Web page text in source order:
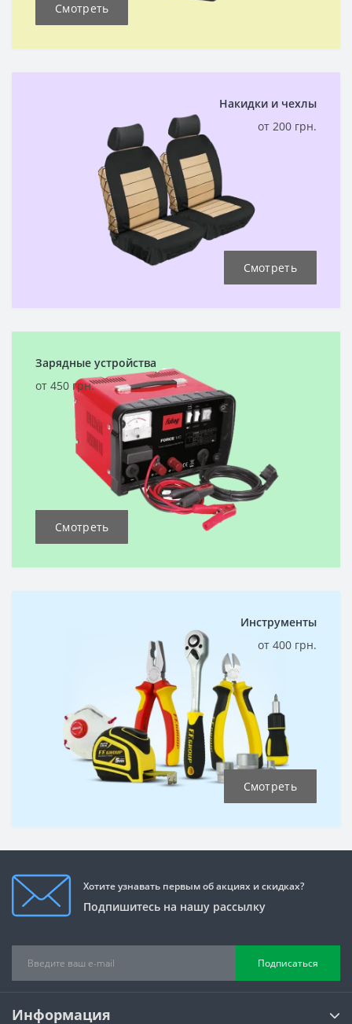
Смотреть
Накидки и чехлы
от 200 грн.
Смотреть
Зарядные устройства
от 450 грн.
Смотреть
Инструменты
от 400 грн.
Смотреть
Хотите узнавать первым об акциях и скидках?
Подпишитесь на нашу рассылку
Подписаться
Информация